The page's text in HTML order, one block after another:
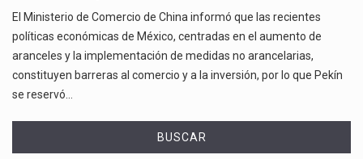
El Ministerio de Comercio de China informó que las recientes
políticas económicas de México, centradas en el aumento de
aranceles y la implementación de medidas no arancelarias,
constituyen barreras al comercio y a la inversión, por lo que Pekín
se reservó…
BUSCAR